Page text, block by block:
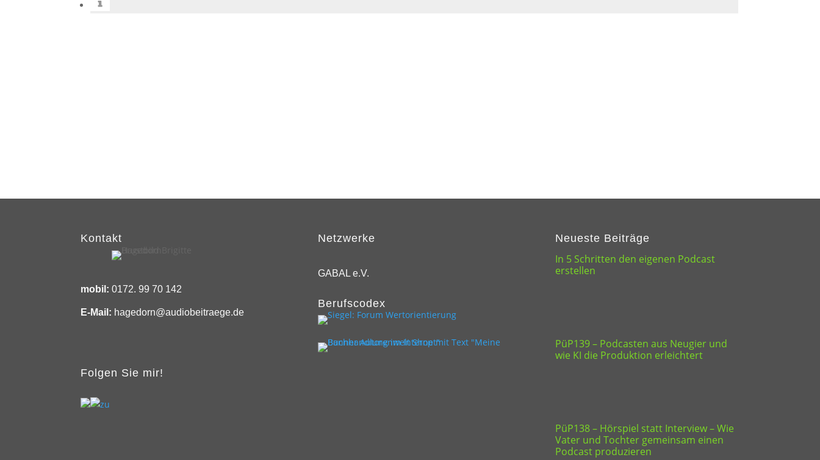
Kontakt
mobil: 0172. 99 70 142
E-Mail: hagedorn@audiobeitraege.de
Folgen Sie mir!
Netzwerke
GABAL e.V.
Berufscodex
Neueste Beiträge
In 5 Schritten den eigenen Podcast
erstellen
PüP139 – Podcasten aus Neugier und
wie KI die Produktion erleichtert
PüP138 – Hörspiel statt Interview – Wie
Vater und Tochter gemeinsam einen
Podcast produzieren